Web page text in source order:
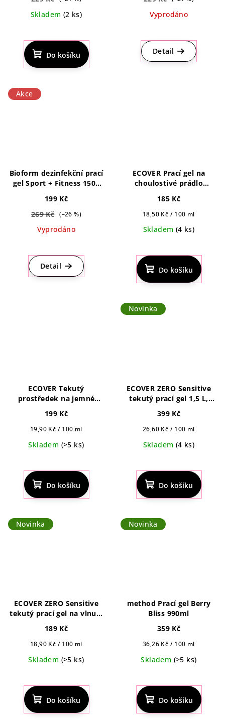
Skladem (2 ks)
hodnocení
produktu
je
4,0
Do košíku
Vyprodáno
Detail
Akce
Bioform dezinfekční prací
gel Sport + Fitness 1500
199 Kč
269 Kč (–26 %)
Vyprodáno
hodnocení
produktu
je
Detail
ECOVER Prací gel na
choulostivé prádlo
limety a lotusu 1 l, 22pd
185 Kč
Měrná
18,50 Kč / 100 ml
Skladem (4 ks)
Do košíku
ECOVER Tekutý
prostředek na jemné
cukrového melounu 1 l,
22pd
199 Kč
Měrná
19,90 Kč / 100 ml
Skladem (>5 ks)
Do košíku
Novinka
ECOVER ZERO Sensitive
tekutý prací gel 1,5 L,
399 Kč
Měrná
26,60 Kč / 100 ml
Skladem (4 ks)
Do košíku
Novinka
ECOVER ZERO Sensitive
tekutý prací gel na vlnu a
choulostivé prádlo 1 l,
22pd
189 Kč
Měrná
18,90 Kč / 100 ml
Skladem (>5 ks)
Do košíku
Novinka
method Prací gel Berry
Bliss 990ml
359 Kč
Měrná
36,26 Kč / 100 ml
Skladem (>5 ks)
hodnocení
produktu
je
5,0
Do košíku